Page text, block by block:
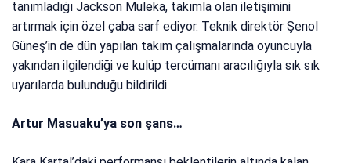
tanımladığı Jackson Muleka, takımla olan iletişimini
artırmak için özel çaba sarf ediyor. Teknik direktör Şenol
Güneş’in de dün yapılan takım çalışmalarında oyuncuyla
yakından ilgilendiği ve kulüp tercümanı aracılığıyla sık sık
uyarılarda bulunduğu bildirildi.
Artur Masuaku’ya son şans…